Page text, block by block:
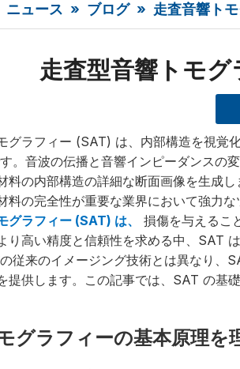
ニュース » ブログ » 走査音響ト
走査型音響トモ
グラフィー (SAT) は、内部構造を視覚
。音波の伝播と音響インピーダンスの
料の内部構造の詳細な断面画像を生成
料の完全性が重要な業界において強力な
グラフィー (SAT) は、
損傷を与えるこ
り高い精度と信頼性を求める中、SAT
従来のイメージング技術とは異なり、
提供します。この記事では、SAT の基
グラフィーの基本原理を